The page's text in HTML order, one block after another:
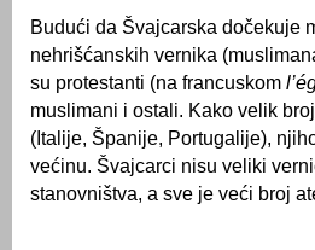
Budući da Švajcarska dočekuje
nehrišćanskih vernika
su protestanti (na francuskom
muslimani i ostali. Kako velik
(Italije, Španije, Portugalije),
većinu. Švajcarci nisu veliki
stanovništva, a sve je veći broj